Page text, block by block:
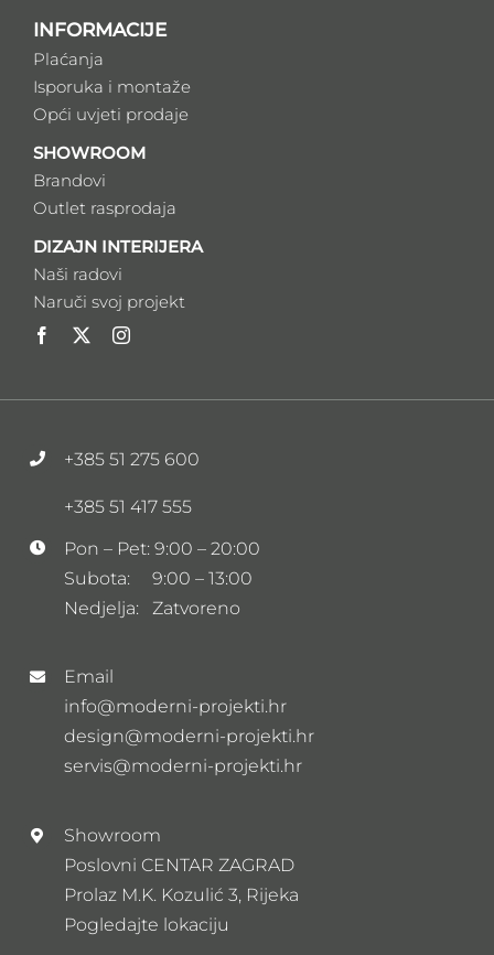
INFORMACIJE
Plaćanja
Isporuka i montaže
Opći uvjeti prodaje
SHOWROOM
Brandovi
Outlet rasprodaja
DIZAJN INTERIJERA
Naši radovi
Naruči svoj projekt
+385 51 275 600
+385 51 417 555
Pon – Pet: 9:00 – 20:00
Subota: 9:00 – 13:00
Nedjelja: Zatvoreno
Email
info@moderni-projekti.hr
design@moderni-projekti.hr
servis@moderni-projekti.hr
Showroom
Poslovni CENTAR ZAGRAD
Prolaz M.K. Kozulić 3, Rijeka
Pogledajte lokaciju